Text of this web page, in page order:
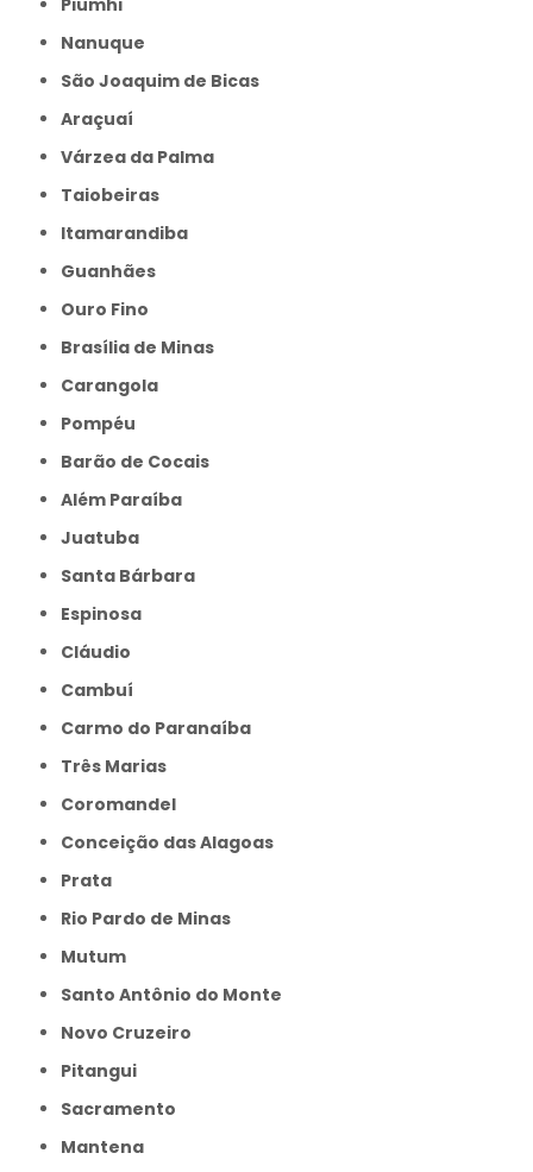
Piumhi
Nanuque
São Joaquim de Bicas
Araçuaí
Várzea da Palma
Taiobeiras
Itamarandiba
Guanhães
Ouro Fino
Brasília de Minas
Carangola
Pompéu
Barão de Cocais
Além Paraíba
Juatuba
Santa Bárbara
Espinosa
Cláudio
Cambuí
Carmo do Paranaíba
Três Marias
Coromandel
Conceição das Alagoas
Prata
Rio Pardo de Minas
Mutum
Santo Antônio do Monte
Novo Cruzeiro
Pitangui
Sacramento
Mantena